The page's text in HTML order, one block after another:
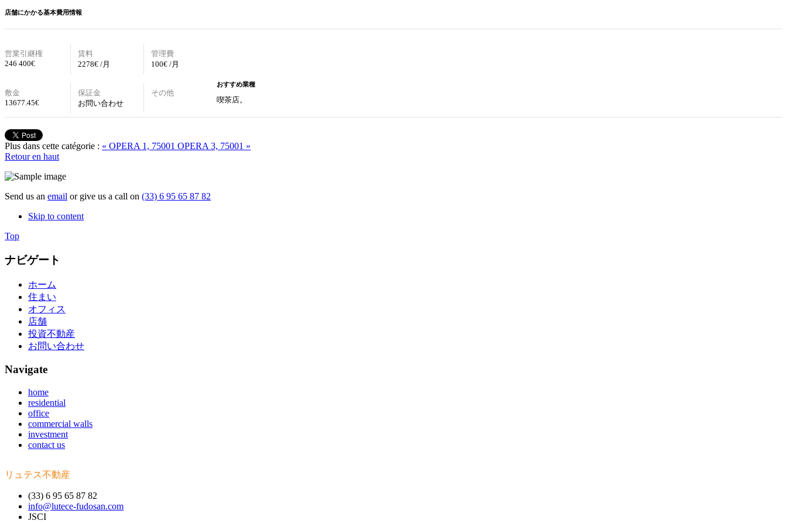
店舗にかかる基本費用情報
営業引継権
246 400€
賃料
2278€ /月
管理費
100€ /月
敷金
13677.45€
保証金
お問い合わせ
その他
おすすめ業種
喫茶店。
Plus dans cette catégorie : « OPERA 1, 75001 OPERA 3, 75001 »
Retour en haut
Send us an email or give us a call on (33) 6 95 65 87 82
Skip to content
Top
ナビゲート
ホーム
住まい
オフィス
店舗
投資不動産
お問い合わせ
Navigate
home
residential
office
commercial walls
investment
contact us
リュテス不動産
(33) 6 95 65 87 82
info@lutece-fudosan.com
JSCI